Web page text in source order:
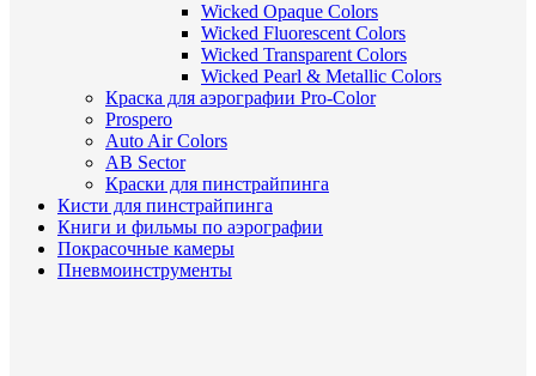
Wicked Opaque Colors
Wicked Fluorescent Colors
Wicked Transparent Colors
Wicked Pearl & Metallic Colors
Краска для аэрографии Pro-Color
Prospero
Auto Air Colors
AB Sector
Краски для пинстрайпинга
Кисти для пинстрайпинга
Книги и фильмы по аэрографии
Покрасочные камеры
Пневмоинструменты